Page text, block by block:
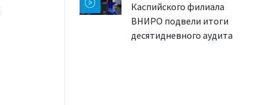
Каспийского филиала
ВНИРО подвели итоги
десятидневного аудита